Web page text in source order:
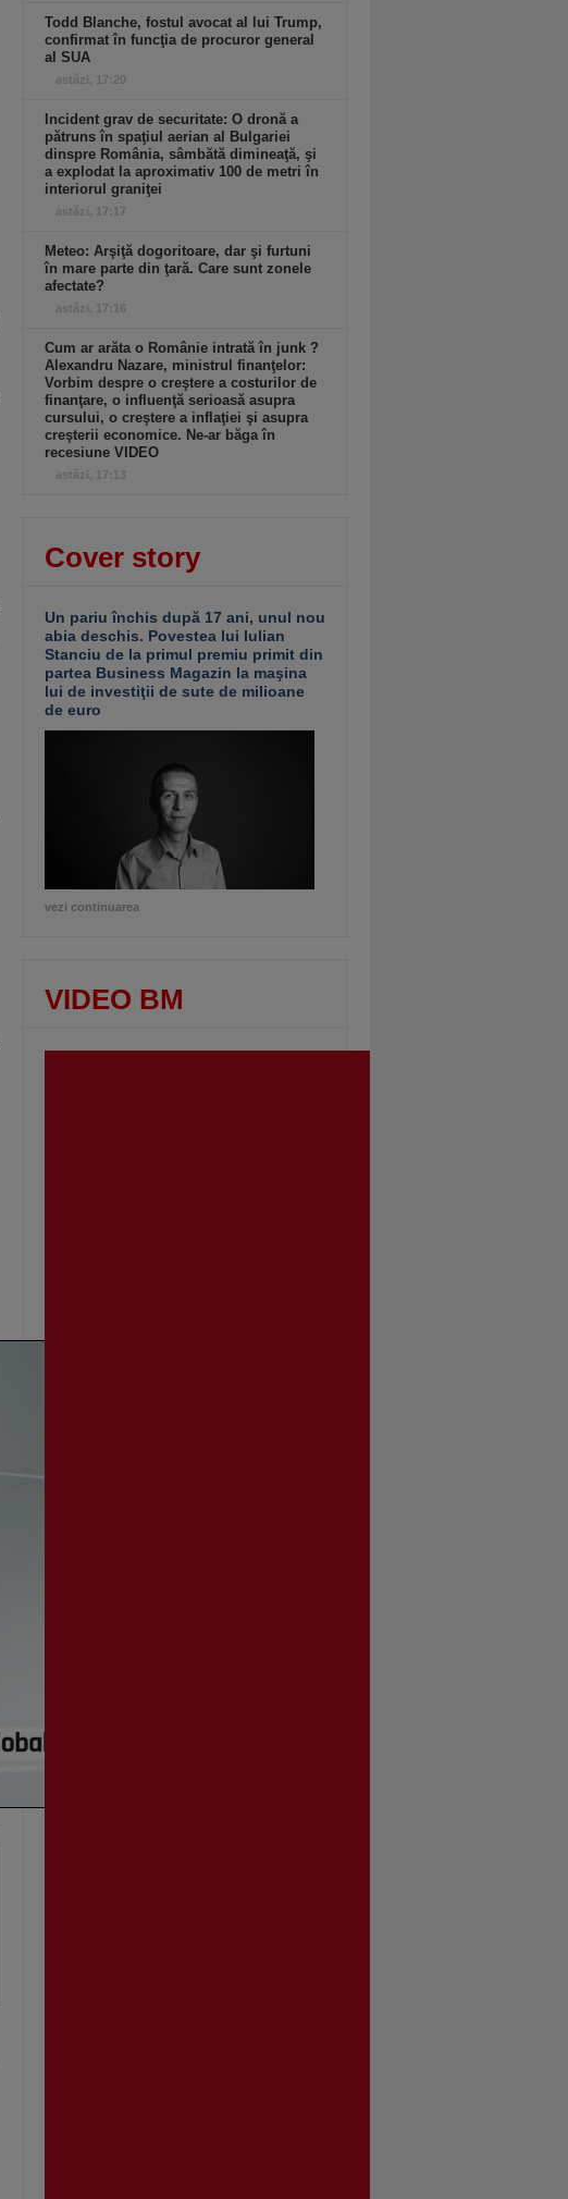
Todd Blanche, fostul avocat al lui Trump,
confirmat în funcţia de procuror general
al SUA
astăzi, 17:20
Incident grav de securitate: O dronă a
pătruns în spaţiul aerian al Bulgariei
dinspre România, sâmbătă dimineaţă, şi
a explodat la aproximativ 100 de metri în
interiorul graniţei
astăzi, 17:17
Meteo: Arşiţă dogoritoare, dar şi furtuni
în mare parte din ţară. Care sunt zonele
afectate?
astăzi, 17:16
Cum ar arăta o Românie intrată în junk ?
Alexandru Nazare, ministrul finanţelor:
Vorbim despre o creştere a costurilor de
finanţare, o influenţă serioasă asupra
cursului, o creştere a inflaţiei şi asupra
creşterii economice. Ne-ar băga în
recesiune VIDEO
astăzi, 17:13
Cover story
Un pariu închis după 17 ani, unul nou
abia deschis. Povestea lui Iulian
Stanciu de la primul premiu primit din
partea Business Magazin la maşina
lui de investiţii de sute de milioane
de euro
vezi continuarea
VIDEO BM